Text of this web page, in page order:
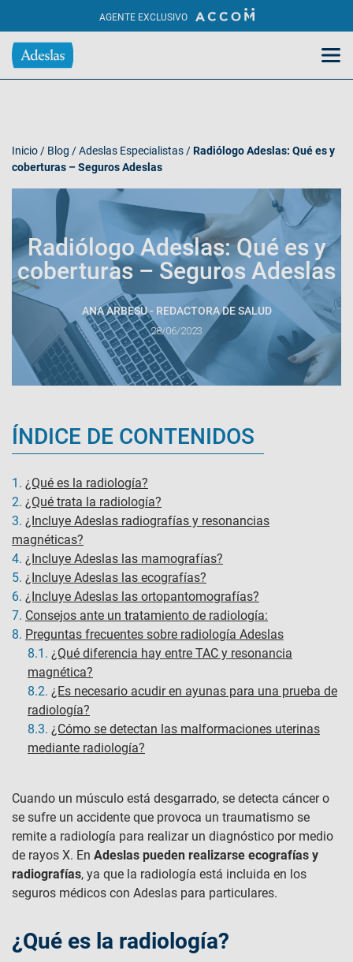
AGENTE EXCLUSIVO
Inicio / Blog /Adeslas Especialistas /Radiólogo Adeslas: Qué es y
coberturas – Seguros Adeslas
Radiólogo Adeslas: Qué es y
coberturas – Seguros Adeslas
ANA ARBESU - REDACTORA DE SALUD
28/06/2023
ÍNDICE DE CONTENIDOS
1. ¿Qué es la radiología?
2. ¿Qué trata la radiología?
3. ¿Incluye Adeslas radiografías y resonancias
magnéticas?
4. ¿Incluye Adeslas las mamografías?
5. ¿Incluye Adeslas las ecografías?
6. ¿Incluye Adeslas las ortopantomografías?
7. Consejos ante un tratamiento de radiología:
8. Preguntas frecuentes sobre radiología Adeslas
8.1. ¿Qué diferencia hay entre TAC y resonancia
magnética?
8.2. ¿Es necesario acudir en ayunas para una prueba de
radiología?
8.3. ¿Cómo se detectan las malformaciones uterinas
mediante radiología?
Cuando un músculo está desgarrado, se detecta cáncer o
se sufre un accidente que provoca un traumatismo se
remite a radiología para realizar un diagnóstico por medio
de rayos X. En Adeslas pueden realizarse ecografías y
radiografías, ya que la radiología está incluida en los
seguros médicos con Adeslas para particulares.
¿Qué es la radiología?